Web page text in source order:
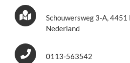
Schouwersweg 3-A, 4451
Nederland
0113-563542